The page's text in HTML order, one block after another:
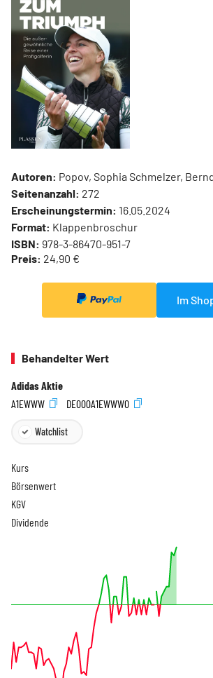
Autoren: Popov, Sophia Schmelzer,
Seitenanzahl: 272
Erscheinungstermin: 16.05.2024
Format: Klappenbroschur
ISBN: 978-3-86470-951-7
Preis: 24,90 €
Im
Behandelter Wert
Adidas Aktie
A1EWWW
DE000A1EWWW0
Watchlist
Kurs
Börsenwert
KGV
Dividende